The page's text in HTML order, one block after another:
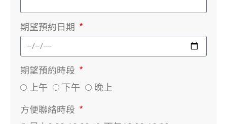
期望預約日期
期望預約時段
上午 下午 晚上
方便聯絡時段